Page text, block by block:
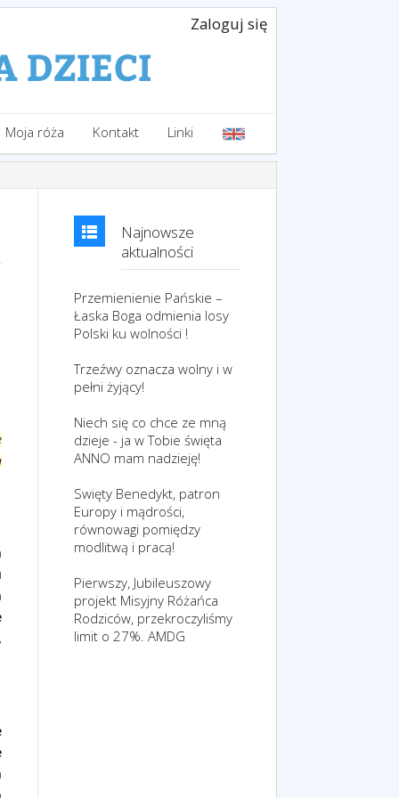
Zaloguj się
Moja róża Kontakt Linki
Najnowsze
aktualności
Przemienienie Pańskie –
Łaska Boga odmienia losy
Polski ku wolności !
Trzeźwy oznacza wolny i w
pełni żyjący!
Niech się co chce ze mną
dzieje - ja w Tobie święta
ANNO mam nadzieję!
Swięty Benedykt, patron
Europy i mądrości,
równowagi pomiędzy
modlitwą i pracą!
Pierwszy, Jubileuszowy
projekt Misyjny Różańca
Rodziców, przekroczyliśmy
limit o 27%. AMDG